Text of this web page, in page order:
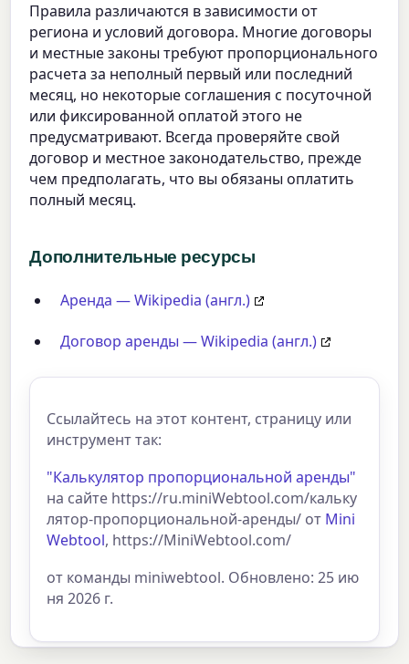
Правила различаются в зависимости от
региона и условий договора. Многие договоры
и местные законы требуют пропорционального
расчета за неполный первый или последний
месяц, но некоторые соглашения с посуточной
или фиксированной оплатой этого не
предусматривают. Всегда проверяйте свой
договор и местное законодательство, прежде
чем предполагать, что вы обязаны оплатить
полный месяц.
Дополнительные ресурсы
Аренда — Wikipedia (англ.)
Договор аренды — Wikipedia (англ.)
Ссылайтесь на этот контент, страницу или
инструмент так:
"Калькулятор пропорциональной аренды"
на сайте https://ru.miniWebtool.com/кальку
лятор-пропорциональной-аренды/ от Mini
Webtool, https://MiniWebtool.com/
от команды miniwebtool. Обновлено: 25 ию
ня 2026 г.